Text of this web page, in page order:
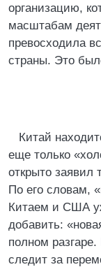
организацию,
масштабам
превосходила
страны. Это
Китай
еще только
открыто
По его словам,
Китаем и США
добавить:
полном
следит за